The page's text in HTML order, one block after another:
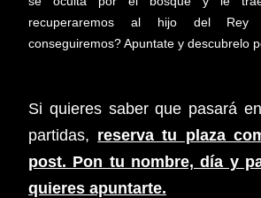
recuperaremos al hijo del
conseguiremos? Apuntate y descubrelo
Si quieres saber que pasará en
partidas, reserva tu plaza
post. Pon tu nombre, día y
quieres apuntarte.